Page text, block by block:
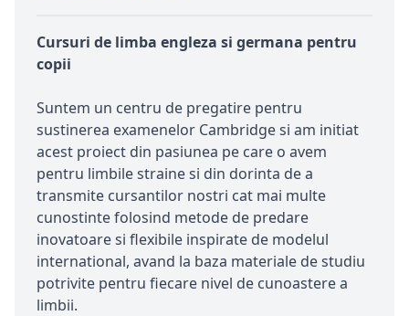
Cursuri de limba engleza si germana pentru
copii
Suntem un centru de pregatire pentru
sustinerea examenelor Cambridge si am initiat
acest proiect din pasiunea pe care o avem
pentru limbile straine si din dorinta de a
transmite cursantilor nostri cat mai multe
cunostinte folosind metode de predare
inovatoare si flexibile inspirate de modelul
international, avand la baza materiale de studiu
potrivite pentru fiecare nivel de cunoastere a
limbii.